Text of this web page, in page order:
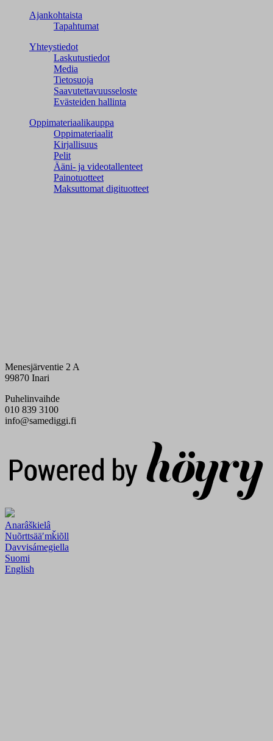
Ajankohtaista
Tapahtumat
Yhteystiedot
Laskutustiedot
Media
Tietosuoja
Saavutettavuusseloste
Evästeiden hallinta
Oppimateriaalikauppa
Oppimateriaalit
Kirjallisuus
Pelit
Ääni- ja videotallenteet
Painotuotteet
Maksuttomat digituotteet
Menesjärventie 2 A
99870 Inari
Puhelinvaihde
010 839 3100
info@samediggi.fi
Anarâškielâ
Nuõrttsääʹmǩiõll
Davvisámegiella
Suomi
English